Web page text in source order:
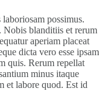
possimus.
Nobis blanditiis et rerum
aperiam placeat
dicta vero esse ipsam
quis. Rerum repellat
minus itaque
et labore quod. Est id